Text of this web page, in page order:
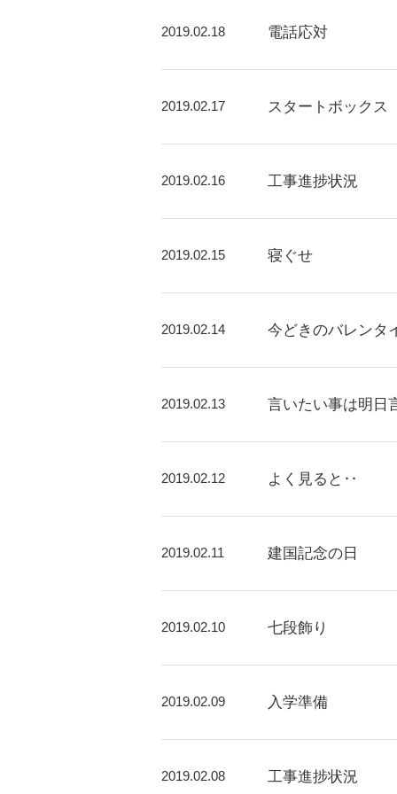
2019.02.18 電話応対
2019.02.17 スタートボックス
2019.02.16 工事進捗状況
2019.02.15 寝ぐせ
2019.02.14 今どきのバレンタ
2019.02.13 言いたい事は明日
2019.02.12 よく見ると‥
2019.02.11 建国記念の日
2019.02.10 七段飾り
2019.02.09 入学準備
2019.02.08 工事進捗状況